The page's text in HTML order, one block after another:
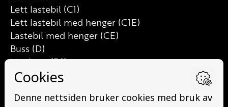
Lett lastebil (C1)
Lett lastebil med henger (C1E)
Lastebil med henger (CE)
Buss (D)
Minibuss (D1)
Minibuss med henger (D1E)
Traktor (T)